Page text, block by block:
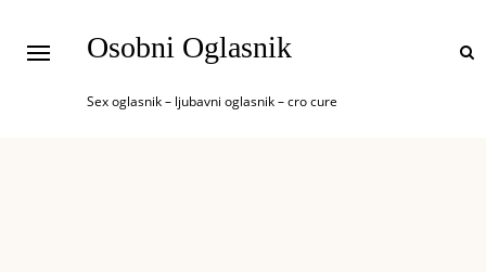
Osobni Oglasnik
Sex oglasnik – ljubavni oglasnik – cro cure